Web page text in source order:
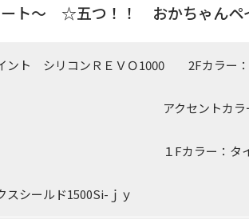
ト〜 ☆五つ！！ おかちゃんペ
ント シリコンＲＥＶＯ1000 2Fカラー：
トカラー：ガレッ
ー：タイルセラク
スシールド1500Si-ｊｙ